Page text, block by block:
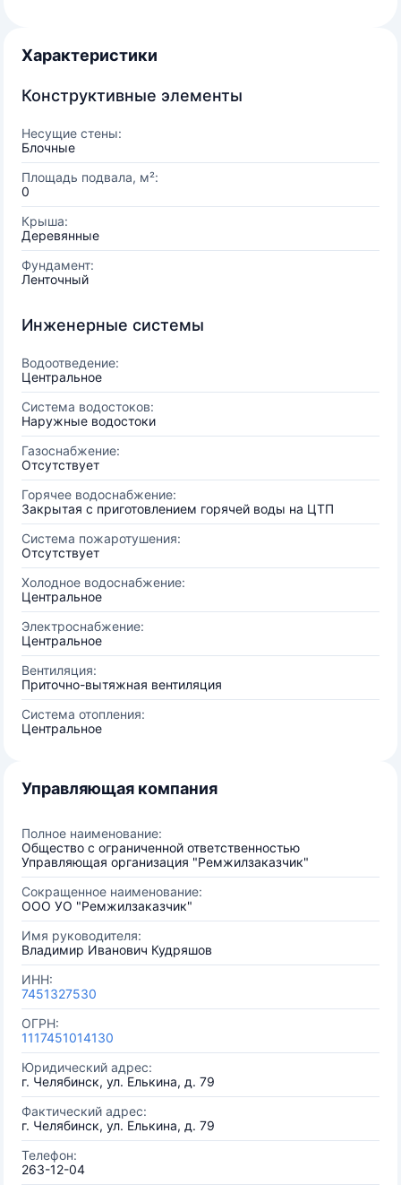
Характеристики
Конструктивные элементы
Несущие стены:
Блочные
Площадь подвала, м²:
0
Крыша:
Деревянные
Фундамент:
Ленточный
Инженерные системы
Водоотведение:
Центральное
Система водостоков:
Наружные водостоки
Газоснабжение:
Отсутствует
Горячее водоснабжение:
Закрытая с приготовлением горячей воды на ЦТП
Система пожаротушения:
Отсутствует
Холодное водоснабжение:
Центральное
Электроснабжение:
Центральное
Вентиляция:
Приточно-вытяжная вентиляция
Система отопления:
Центральное
Управляющая компания
Полное наименование:
Общество с ограниченной ответственностью
Управляющая организация "Ремжилзаказчик"
Сокращенное наименование:
ООО УО "Ремжилзаказчик"
Имя руководителя:
Владимир Иванович Кудряшов
ИНН:
7451327530
ОГРН:
1117451014130
Юридический адрес:
г. Челябинск, ул. Елькина, д. 79
Фактический адрес:
г. Челябинск, ул. Елькина, д. 79
Телефон:
263-12-04